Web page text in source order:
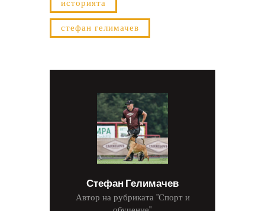
историята
стефан гелимачев
Стефан Гелимачев
Автор на рубриката "Спорт и